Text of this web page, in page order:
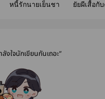
หนี้รักนายเย็นชา
ยัยผีเสื้อกั
งใจนักเขียนกันเถอะ”